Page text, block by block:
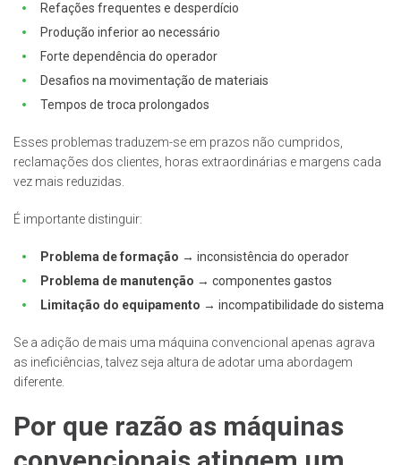
Refações frequentes e desperdício
Produção inferior ao necessário
Forte dependência do operador
Desafios na movimentação de materiais
Tempos de troca prolongados
Esses problemas traduzem-se em prazos não cumpridos,
reclamações dos clientes, horas extraordinárias e margens cada
vez mais reduzidas.
É importante distinguir:
Problema de formação → inconsistência do operador
Problema de manutenção → componentes gastos
Limitação do equipamento → incompatibilidade do sistema
Se a adição de mais uma máquina convencional apenas agrava
as ineficiências, talvez seja altura de adotar uma abordagem
diferente.
Por que razão as máquinas